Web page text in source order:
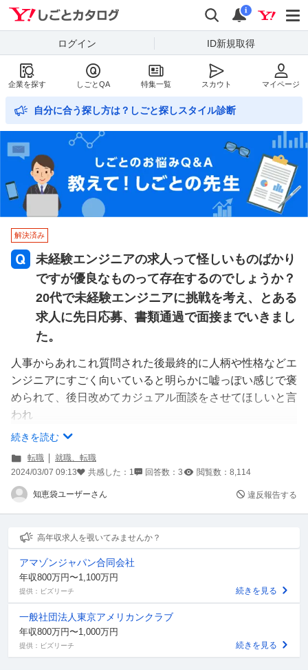
Yahoo!しごとカタログ
検索
通知
i
ログイン ID新規取得
企業を探す しごとQA 特集一覧 スカウト マイページ
自分に合う探し方は？しごと探しスタイル診断
解決済み
未経験エンジニアの求人って怪しいものばかり
ですが優良なものって存在するのでしょうか？
20代で未経験エンジニアに挑戦を考え、とある
求人に先日応募、書類通過で面接までいきまし
た。
人事からあれこれ質問された後最終的に人柄や性格などエ
ンジニアにすごく向いていると明らかに嘘っぽい感じで褒
められて、後日改めてカジュアル面談をさせてほしいと言
われ
そこで最終的に言われたのがうちではスキルアップが見込
面接の練習や履歴書の添削まで手伝うと言われました（人
材系の会社ではないはずなのに）が
これって採用する気なくて最初から別会社に派遣のような
形で行かせるつもりって認識で合ってますか？
こんなこと人柄を気に入った人にしか言わないとか言葉並
べてましたけど明らかに嘘って感じでした。
ちなみにホームページ調べても出てきません。
続きを読む
転職
就職、転職
2024/03/07 09:13
共感した： 1 回答数： 3 閲覧数： 8,114
知恵袋ユーザーさん 違反報告する
高年収求人を覗いてみませんか？
アマゾンジャパン合同会社
年収800万円〜1,100万円
提供：ビズリーチ 続きを見る
一般社団法人東京アメリカンクラブ
年収800万円〜1,000万円
提供：ビズリーチ 続きを見る